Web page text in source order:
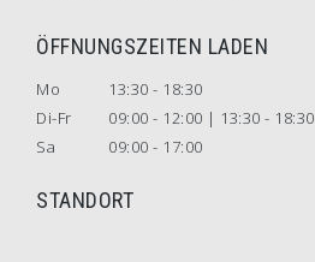
ÖFFNUNGSZEITEN LADEN
Mo
13:30 - 18:30
Di-Fr
09:00 - 12:00 | 13:30 - 18:30
Sa
09:00 - 17:00
STANDORT